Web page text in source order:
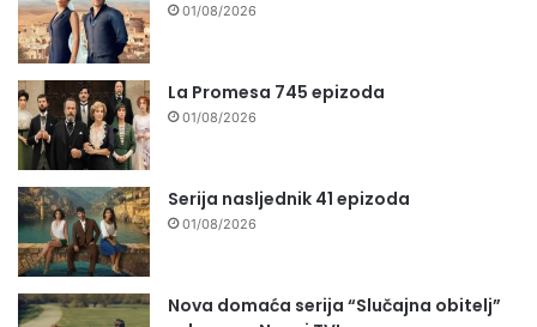
01/08/2026
La Promesa 745 epizoda
01/08/2026
Serija nasljednik 41 epizoda
01/08/2026
Nova domaća serija “Slučajna obitelj”